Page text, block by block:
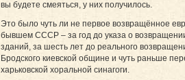
вы будете смеяться, у них получилось.
Это было чуть ли не первое возвращённое
бывшем СССР – за год до указа о
зданий, за шесть лет до реального
Бродского киевской общине и чуть раньше
харьковской хоральной синагоги.